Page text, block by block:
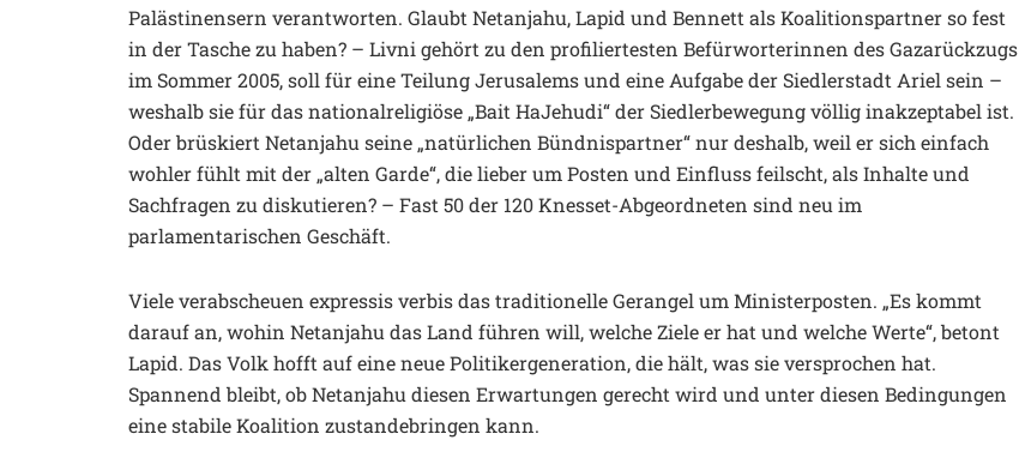
Palästinensern verantworten. Glaubt Netanjahu, Lapid und Bennett als Koalitionspartner so fest
in der Tasche zu haben? – Livni gehört zu den profiliertesten Befürworterinnen des Gazarückzugs
im Sommer 2005, soll für eine Teilung Jerusalems und eine Aufgabe der Siedlerstadt Ariel sein –
weshalb sie für das nationalreligiöse „Bait HaJehudi“ der Siedlerbewegung völlig inakzeptabel ist.
Oder brüskiert Netanjahu seine „natürlichen Bündnispartner“ nur deshalb, weil er sich einfach
wohler fühlt mit der „alten Garde“, die lieber um Posten und Einfluss feilscht, als Inhalte und
Sachfragen zu diskutieren? – Fast 50 der 120 Knesset-Abgeordneten sind neu im
parlamentarischen Geschäft.
Viele verabscheuen expressis verbis das traditionelle Gerangel um Ministerposten. „Es kommt
darauf an, wohin Netanjahu das Land führen will, welche Ziele er hat und welche Werte“, betont
Lapid. Das Volk hofft auf eine neue Politikergeneration, die hält, was sie versprochen hat.
Spannend bleibt, ob Netanjahu diesen Erwartungen gerecht wird und unter diesen Bedingungen
eine stabile Koalition zustandebringen kann.